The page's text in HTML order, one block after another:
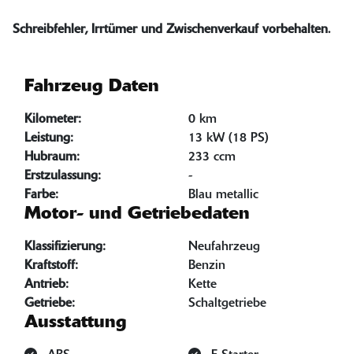
Schreibfehler, Irrtümer und Zwischenverkauf vorbehalten.
Fahrzeug Daten
Kilometer:
0 km
Leistung:
13 kW (18 PS)
Hubraum:
233 ccm
Erstzulassung:
-
Farbe:
Blau metallic
Motor- und Getriebedaten
Klassifizierung:
Neufahrzeug
Kraftstoff:
Benzin
Antrieb:
Kette
Getriebe:
Schaltgetriebe
Ausstattung